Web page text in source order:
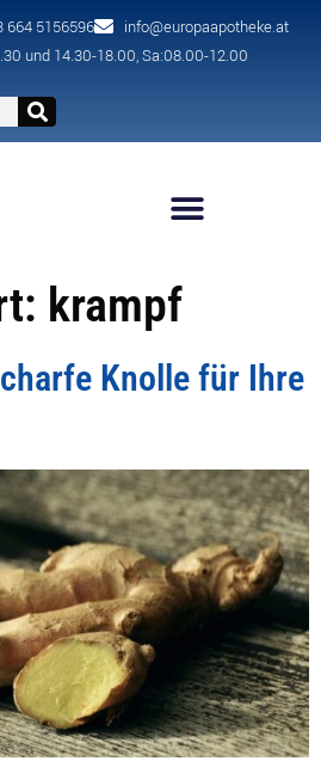
664 5156596
info@europaapotheke.at
und 14.30-18.00, Sa:08.00-12.00
krampf
Knolle für Ihre